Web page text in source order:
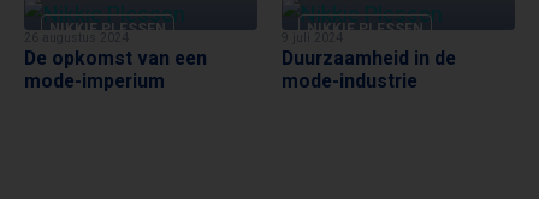
NIKKIE PLESSEN
De opkomst van een
mode-imperium
NIKKIE PLESSEN
Duurzaamheid in de
mode-industrie